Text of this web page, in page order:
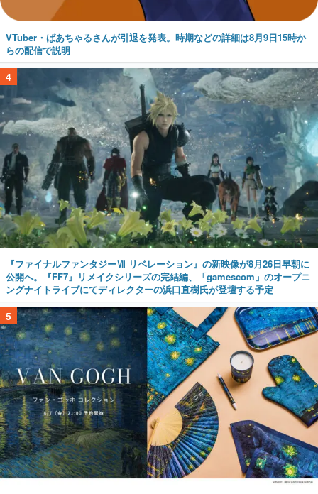
VTuber・ばあちゃるさんが引退を発表。時期などの詳細は8月9日15時か
らの配信で説明
4
『ファイナルファンタジーⅦ リベレーション』の新映像が8月26日早朝に
公開へ。『FF7』リメイクシリーズの完結編、「gamescom」のオープニ
ングナイトライブにてディレクターの浜口直樹氏が登壇する予定
5